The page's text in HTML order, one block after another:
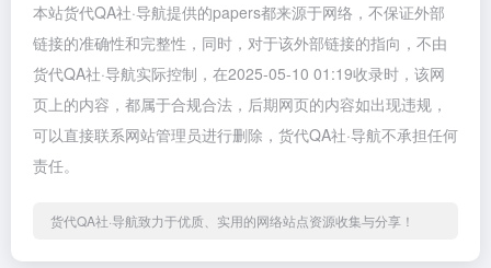
本站货代QA社·导航提供的papers都来源于网络，不保证外部
链接的准确性和完整性，同时，对于该外部链接的指向，不由
货代QA社·导航实际控制，在2025-05-10 01:19收录时，该网
页上的内容，都属于合规合法，后期网页的内容如出现违规，
可以直接联系网站管理员进行删除，货代QA社·导航不承担任何
责任。
货代QA社·导航致力于优质、实用的网络站点资源收集与分享！